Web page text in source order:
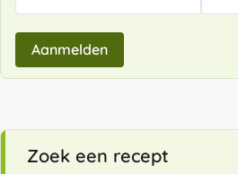
Aanmelden
Zoek een recept